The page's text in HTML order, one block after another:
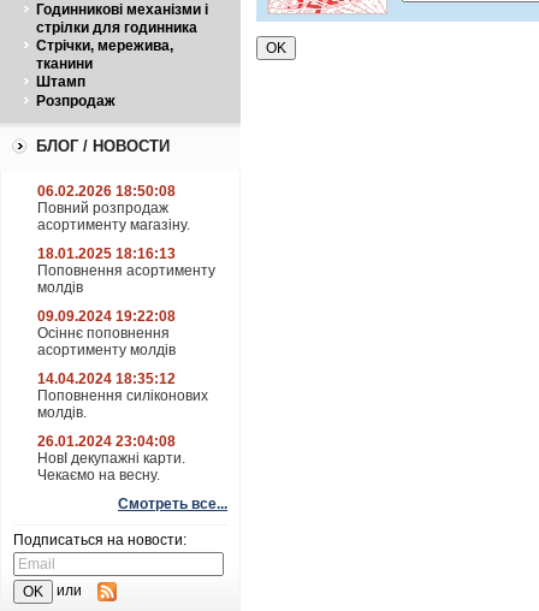
Годинникові механізми і
стрілки для годинника
Стрічки, мережива,
тканини
Штамп
Розпродаж
БЛОГ / НОВОСТИ
06.02.2026 18:50:08
Повний розпродаж
асортименту магазіну.
18.01.2025 18:16:13
Поповнення асортименту
молдів
09.09.2024 19:22:08
Осіннє поповнення
асортименту молдів
14.04.2024 18:35:12
Поповнення силіконових
молдів.
26.01.2024 23:04:08
НовІ декупажні карти.
Чекаємо на весну.
Смотреть все...
Подписаться на новости:
или